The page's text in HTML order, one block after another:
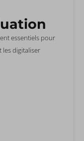
essentiels pour
les digitaliser